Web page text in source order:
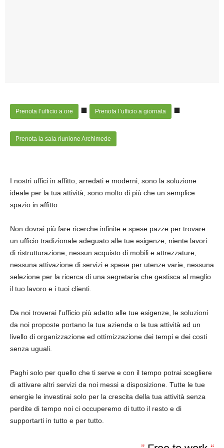
Prenota l’ufficio a ore Prenota l’ufficio a giornata
Prenota la sala riunione Archimede
I nostri uffici in affitto, arredati e moderni, sono la soluzione
ideale per la tua attività, sono molto di più che un semplice
spazio in affitto.
Non dovrai più fare ricerche infinite e spese pazze per trovare
un ufficio tradizionale adeguato alle tue esigenze, niente lavori
di ristrutturazione, nessun acquisto di mobili e attrezzature,
nessuna attivazione di servizi e spese per utenze varie, nessuna
selezione per la ricerca di una segretaria che gestisca al meglio
il tuo lavoro e i tuoi clienti.
Da noi troverai l’ufficio più adatto alle tue esigenze, le soluzioni
da noi proposte portano la tua azienda o la tua attività ad un
livello di organizzazione ed ottimizzazione dei tempi e dei costi
senza uguali.
Paghi solo per quello che ti serve e con il tempo potrai scegliere
di attivare altri servizi da noi messi a disposizione. Tutte le tue
energie le investirai solo per la crescita della tua attività senza
perdite di tempo noi ci occuperemo di tutto il resto e di
supportarti in tutto e per tutto.